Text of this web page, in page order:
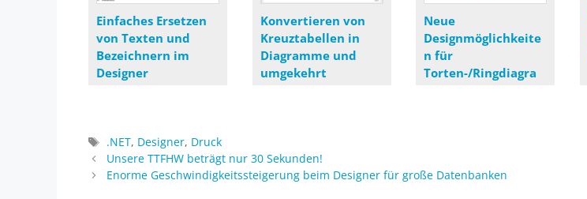
Einfaches Ersetzen
von Texten und
Bezeichnern im
Designer
Konvertieren von
Kreuztabellen in
Diagramme und
umgekehrt
Neue
Designmöglichkeite
n für
Torten-/Ringdiagra
Schlagwörter
.NET, Designer, Druck
Unsere TTFHW beträgt nur 30 Sekunden!
Enorme Geschwindigkeitssteigerung beim Designer für große Datenbanken